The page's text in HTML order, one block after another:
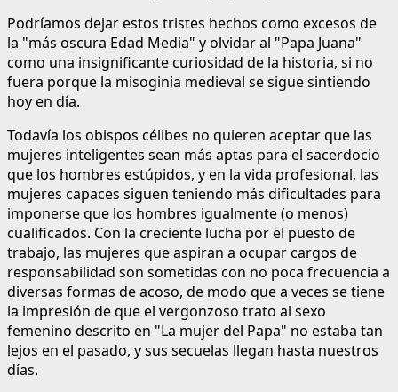
Podríamos dejar estos tristes hechos como excesos de
la "más oscura Edad Media" y olvidar al "Papa Juana"
como una insignificante curiosidad de la historia, si no
fuera porque la misoginia medieval se sigue sintiendo
hoy en día.
Todavía los obispos célibes no quieren aceptar que las
mujeres inteligentes sean más aptas para el sacerdocio
que los hombres estúpidos, y en la vida profesional, las
mujeres capaces siguen teniendo más dificultades para
imponerse que los hombres igualmente (o menos)
cualificados. Con la creciente lucha por el puesto de
trabajo, las mujeres que aspiran a ocupar cargos de
responsabilidad son sometidas con no poca frecuencia a
diversas formas de acoso, de modo que a veces se tiene
la impresión de que el vergonzoso trato al sexo
femenino descrito en "La mujer del Papa" no estaba tan
lejos en el pasado, y sus secuelas llegan hasta nuestros
días.